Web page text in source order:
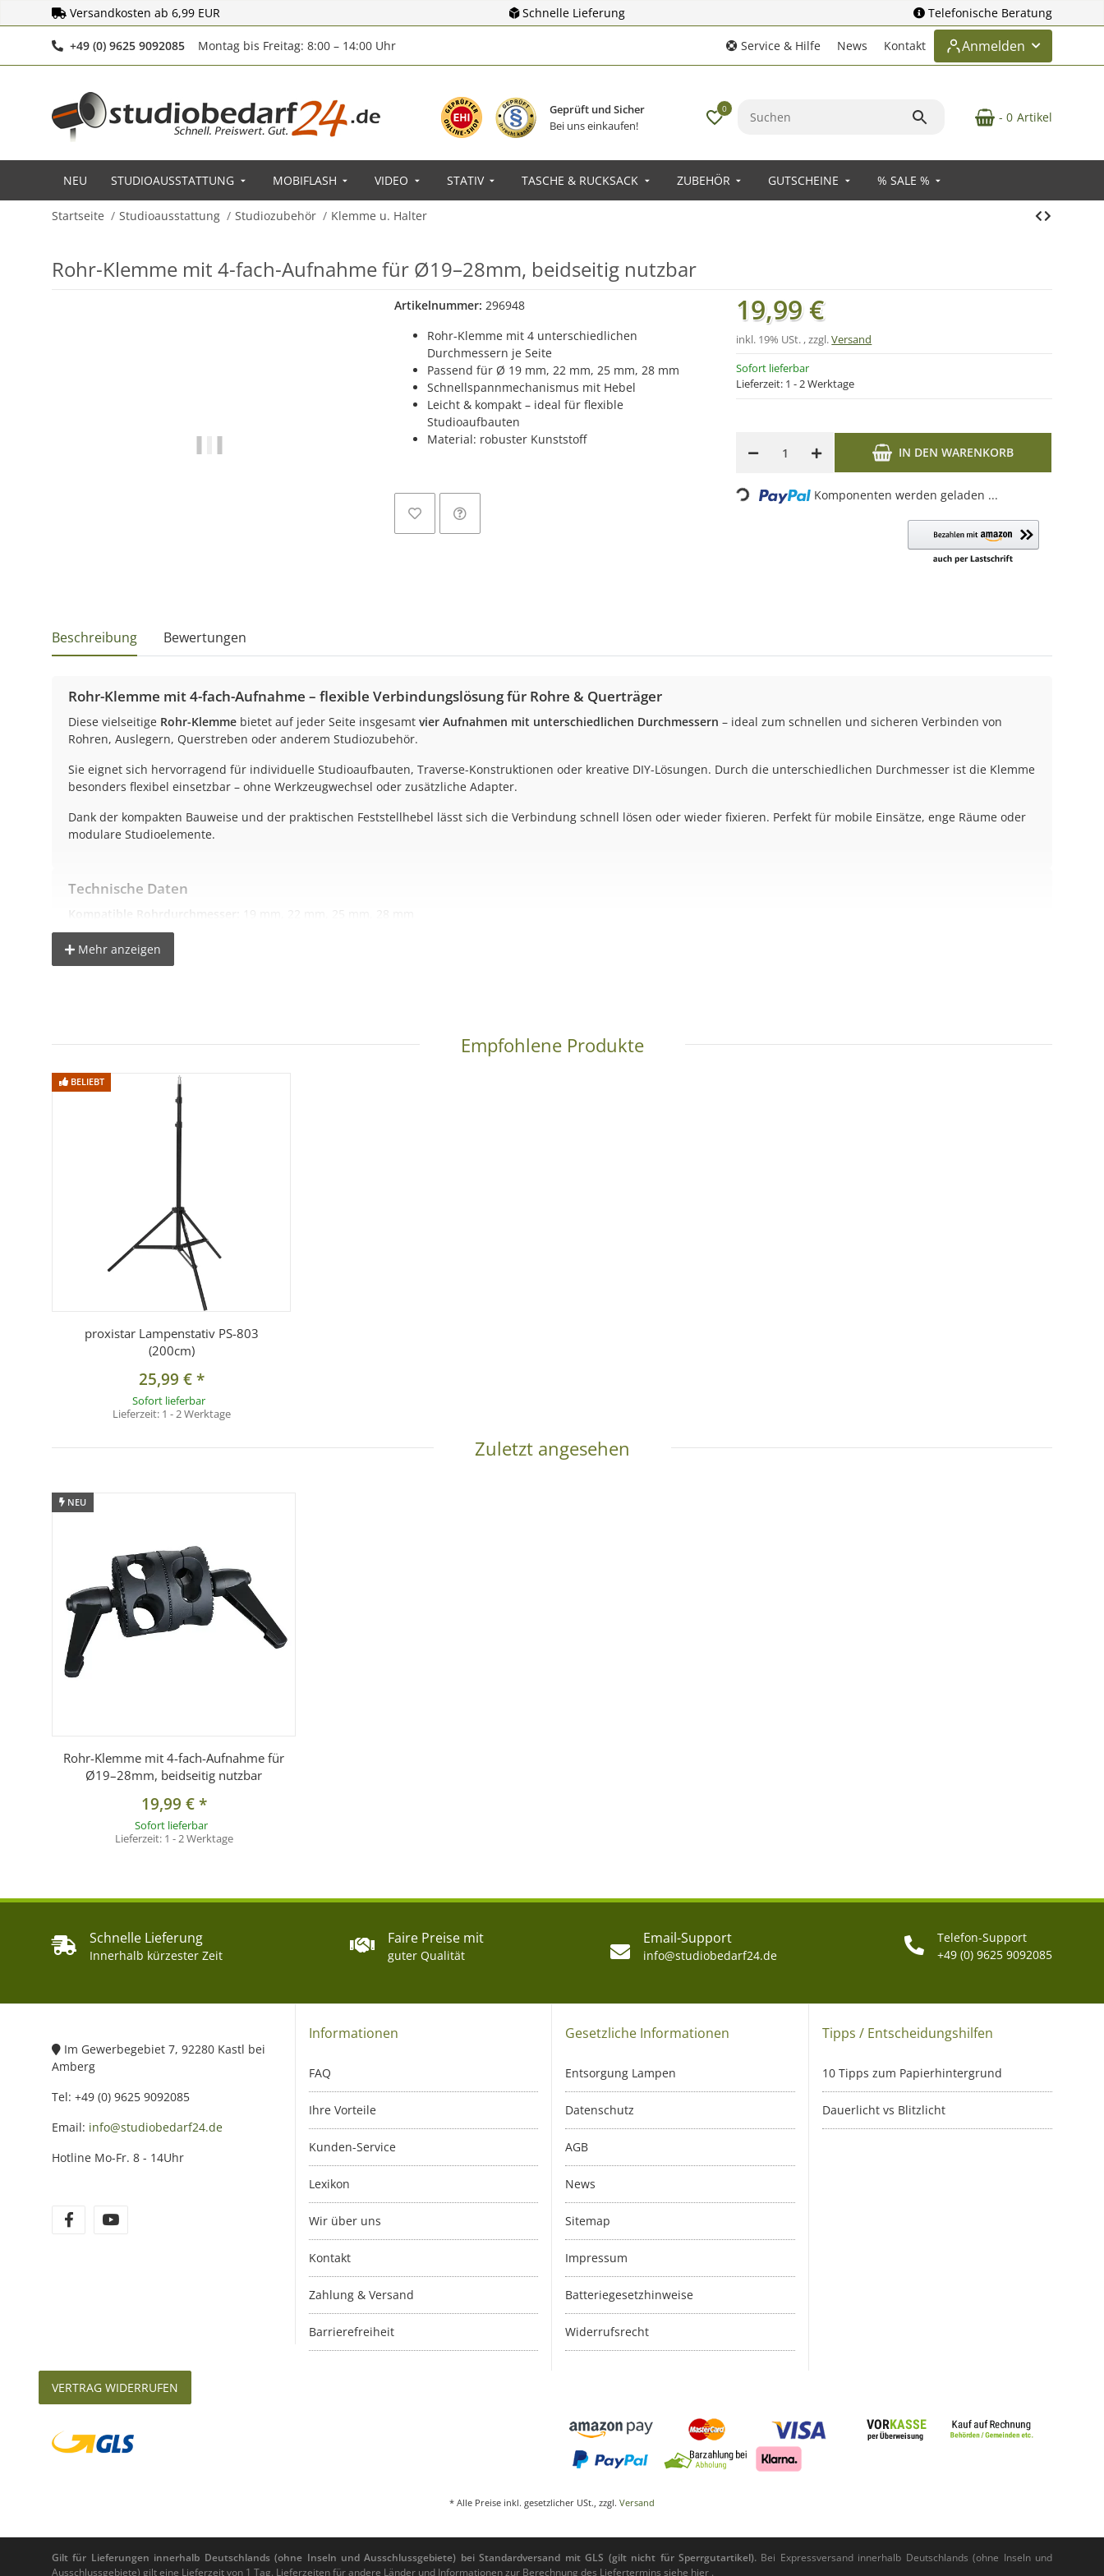
Versandkosten ab 6,99 EUR Schnelle Lieferung Telefonische Beratung
+49 (0) 9625 9092085Telefonnummer
Montag bis Freitag: 8:00 – 14:00 Uhr Service & Hilfe News Kontakt Anmelden
Geprüft und Sicher
Bei uns einkaufen!
0
- 0 Artikel
NEU STUDIOAUSSTATTUNG MOBIFLASH VIDEO STATIV TASCHE & RUCKSACK ZUBEHÖR GUTSCHEINE % SALE %
Startseite Studioausstattung Studiozubehör Klemme u. Halter
Rohr-Klemme mit 4-fach-Aufnahme für Ø19–28mm, beidseitig nutzbar
Artikelnummer: 296948
Rohr-Klemme mit 4 unterschiedlichen
Durchmessern je Seite
Passend für Ø 19 mm, 22 mm, 25 mm, 28 mm
Schnellspannmechanismus mit Hebel
Leicht & kompakt – ideal für flexible
Studioaufbauten
Material: robuster Kunststoff
Sofort lieferbar
Lieferzeit: 1 - 2 Werktage
19,99 €
inkl. 19% USt. , zzgl.Versand
IN DEN WARENKORB
Loading... Komponenten werden geladen ...
Beschreibung Bewertungen
Rohr-Klemme mit 4-fach-Aufnahme – flexible Verbindungslösung für Rohre & Querträger
Diese vielseitige Rohr-Klemme bietet auf jeder Seite insgesamt vier Aufnahmen mit unterschiedlichen Durchmessern – ideal zum schnellen und sicheren Verbinden von
Rohren, Auslegern, Querstreben oder anderem Studiozubehör.
Sie eignet sich hervorragend für individuelle Studioaufbauten, Traverse-Konstruktionen oder kreative DIY-Lösungen. Durch die unterschiedlichen Durchmesser ist die Klemme
besonders flexibel einsetzbar – ohne Werkzeugwechsel oder zusätzliche Adapter.
Dank der kompakten Bauweise und der praktischen Feststellhebel lässt sich die Verbindung schnell lösen oder wieder fixieren. Perfekt für mobile Einsätze, enge Räume oder
modulare Studioelemente.
Technische Daten
Kompatible Rohrdurchmesser:
19 mm, 22 mm, 25 mm, 28 mm
Montagemöglichkeiten:
robuster Kunststoff
Lieferumfang
Mehr anzeigen
Empfohlene Produkte
BELIEBT
proxistar Lampenstativ PS-803
(200cm)
25,99 €*
Sofort lieferbar
Lieferzeit: 1 - 2 Werktage
Zuletzt angesehen
NEU
Rohr-Klemme mit 4-fach-Aufnahme für
Ø19–28mm, beidseitig nutzbar
19,99 €*
Sofort lieferbar
Lieferzeit: 1 - 2 Werktage
Schnelle Lieferung
Innerhalb kürzester Zeit
Faire Preise mit
guter Qualität
Email-Support
info@studiobedarf24.de
Telefon-Support
+49 (0) 9625 9092085
Im Gewerbegebiet 7, 92280 Kastl bei
Amberg
Tel: +49 (0) 9625 9092085
Email: info@studiobedarf24.de
Hotline Mo-Fr. 8 - 14Uhr
Informationen
FAQ
Ihre Vorteile
Kunden-Service
Lexikon
Wir über uns
Kontakt
Zahlung & Versand
Barrierefreiheit
Gesetzliche Informationen
Entsorgung Lampen
Datenschutz
AGB
News
Sitemap
Impressum
Batteriegesetzhinweise
Widerrufsrecht
Tipps / Entscheidungshilfen
10 Tipps zum Papierhintergrund
Dauerlicht vs Blitzlicht
VERTRAG WIDERRUFEN
* Alle Preise inkl. gesetzlicher USt., zzgl. Versand
Gilt für Lieferungen innerhalb Deutschlands (ohne Inseln und Ausschlussgebiete) bei Standardversand mit GLS (gilt nicht für Sperrgutartikel).Bei Expressversand innerhalb Deutschlands (ohne Inseln und
Ausschlussgebiete) gilt eine Lieferzeit von 1 Tag. Lieferzeiten für andere Länder und Informationen zur Berechnung des Liefertermins siehe hier .